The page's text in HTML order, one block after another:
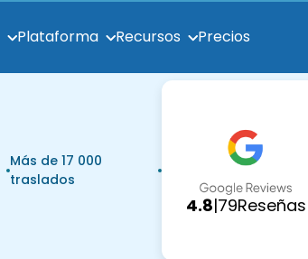
Plataforma Recursos Precios
Más de 17 000
traslados
4.8|79Reseñas